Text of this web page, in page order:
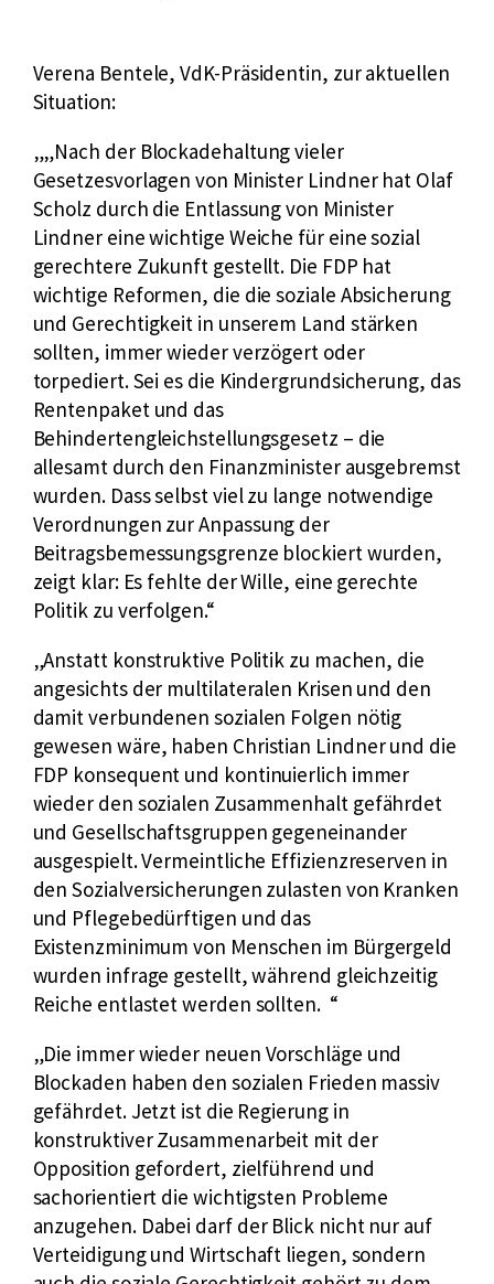
Verena Bentele, VdK-Präsidentin, zur aktuellen
Situation:
„Nach der Blockadehaltung vieler
Gesetzesvorlagen von Minister Lindner hat Olaf
Scholz durch die Entlassung von Minister
Lindner eine wichtige Weiche für eine sozial
gerechtere Zukunft gestellt. Die FDP hat
wichtige Reformen, die die soziale Absicherung
und Gerechtigkeit in unserem Land stärken
sollten, immer wieder verzögert oder
torpediert. Sei es die Kindergrundsicherung, das
Rentenpaket und das
Behindertengleichstellungsgesetz – die
allesamt durch den Finanzminister ausgebremst
wurden. Dass selbst viel zu lange notwendige
Verordnungen zur Anpassung der
Beitragsbemessungsgrenze blockiert wurden,
zeigt klar: Es fehlte der Wille, eine gerechte
Politik zu verfolgen.
Anstatt konstruktive Politik zu machen, die
angesichts der multilateralen Krisen und den
damit verbundenen sozialen Folgen nötig
gewesen wäre, haben Christian Lindner und die
FDP konsequent und kontinuierlich immer
wieder den sozialen Zusammenhalt gefährdet
und Gesellschaftsgruppen gegeneinander
ausgespielt. Vermeintliche Effizienzreserven in
den Sozialversicherungen zulasten von Kranken
und Pflegebedürftigen und das
Existenzminimum von Menschen im Bürgergeld
wurden infrage gestellt, während gleichzeitig
Reiche entlastet werden sollten.
Die immer wieder neuen Vorschläge und
Blockaden haben den sozialen Frieden massiv
gefährdet. Jetzt ist die Regierung in
konstruktiver Zusammenarbeit mit der
Opposition gefordert, zielführend und
sachorientiert die wichtigsten Probleme
anzugehen. Dabei darf der Blick nicht nur auf
Verteidigung und Wirtschaft liegen, sondern